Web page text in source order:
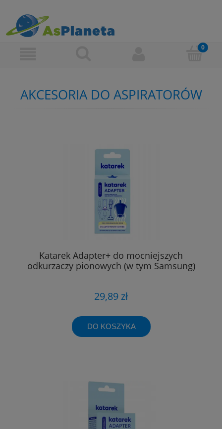
AKCESORIA DO ASPIRATORÓW
Katarek Adapter+ do mocniejszych
odkurzaczy pionowych (w tym Samsung)
29,89 zł
DO KOSZYKA